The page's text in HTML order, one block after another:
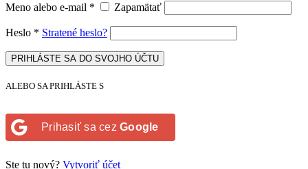
Meno alebo e-mail * Zapamätať
Heslo * Stratené heslo?
PRIHLÁSTE SA DO SVOJHO ÚČTU
ALEBO SA PRIHLÁSTE S
Prihasiť sa cez Google
Ste tu nový? Vytvoriť účet